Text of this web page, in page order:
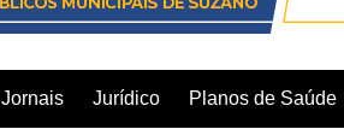
Jornais Jurídico Planos de Saúde